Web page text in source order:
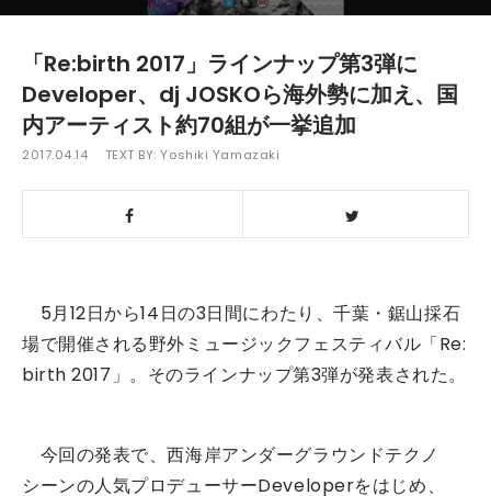
「Re:birth 2017」ラインナップ第3弾に
Developer、dj JOSKOら海外勢に加え、国
内アーティスト約70組が一挙追加
2017.04.14 TEXT BY:Yoshiki Yamazaki
5月12日から14日の3日間にわたり、千葉・鋸山採石
場で開催される野外ミュージックフェスティバル「Re:
birth 2017」。そのラインナップ第3弾が発表された。
今回の発表で、西海岸アンダーグラウンドテクノ
シーンの人気プロデューサーDeveloperをはじめ、